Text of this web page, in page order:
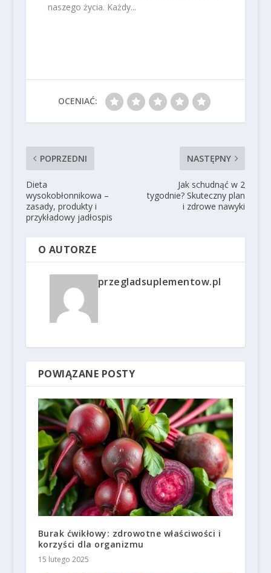
naszego życia. Każdy...
OCENIAĆ:
POPRZEDNI
Dieta
wysokobłonnikowa –
zasady, produkty i
przykładowy jadłospis
NASTĘPNY
Jak schudnąć w 2
tygodnie? Skuteczny plan
i zdrowe nawyki
O AUTORZE
przegladsuplementow.pl
POWIĄZANE POSTY
Burak ćwikłowy: zdrowotne właściwości i
korzyści dla organizmu
15 lutego 2025